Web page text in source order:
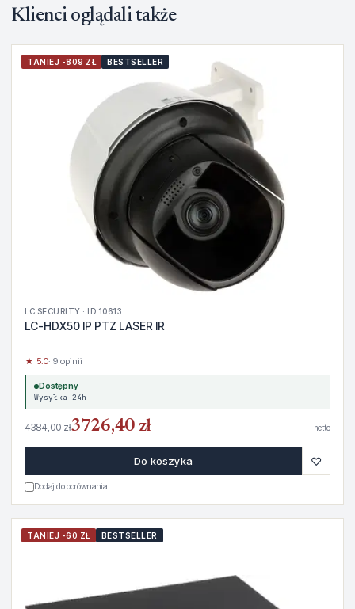
Klienci oglądali także
TANIEJ -809 ZŁ BESTSELLER
LC SECURITY · ID 10613
LC-HDX50 IP PTZ LASER IR
★ 5.0· 9 opinii
Dostępny
Wysyłka 24h
4384,00 zł3726,40 zł netto
Do koszyka ♡
Dodaj do porównania
TANIEJ -60 ZŁ BESTSELLER